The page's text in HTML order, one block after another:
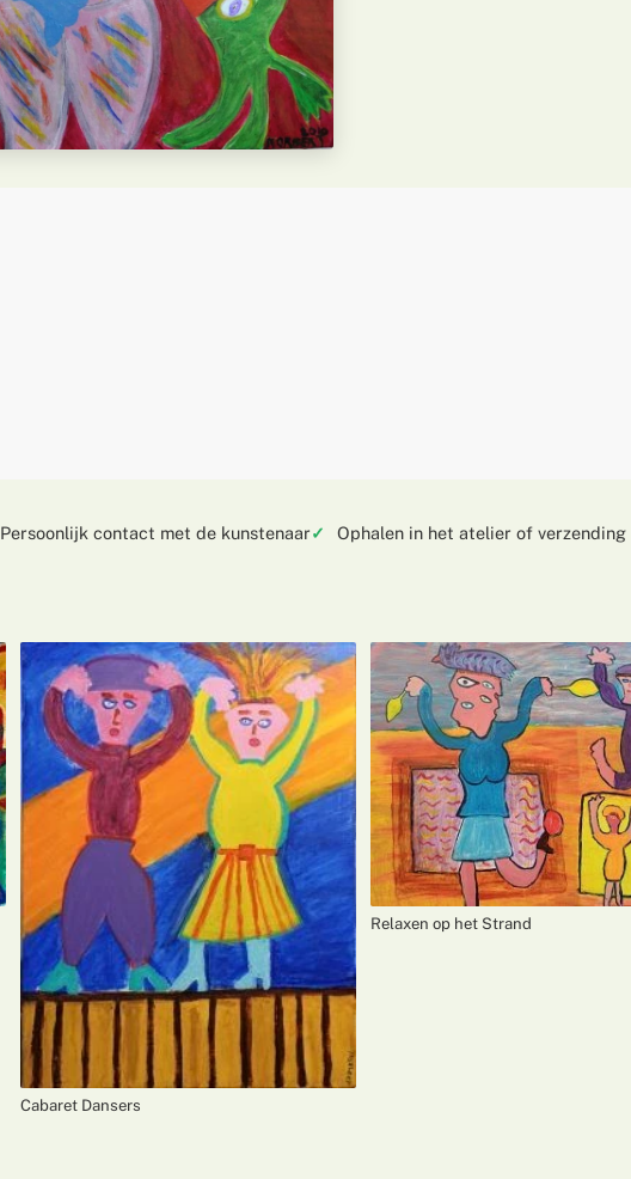
Persoonlijk contact met de kunstenaar Ophalen in het atelier of verzending
Cabaret Dansers
Relaxen op het Strand